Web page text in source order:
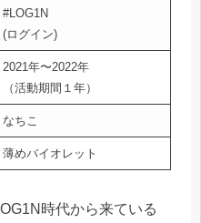
#LOG1N
(ログイン)
2021年〜2022年
（活動期間１年）
なちこ
薄めバイオレット
時代から来ている